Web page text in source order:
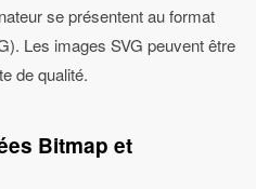
se présentent au format
Les images SVG peuvent être
de qualité.
Bitmap et